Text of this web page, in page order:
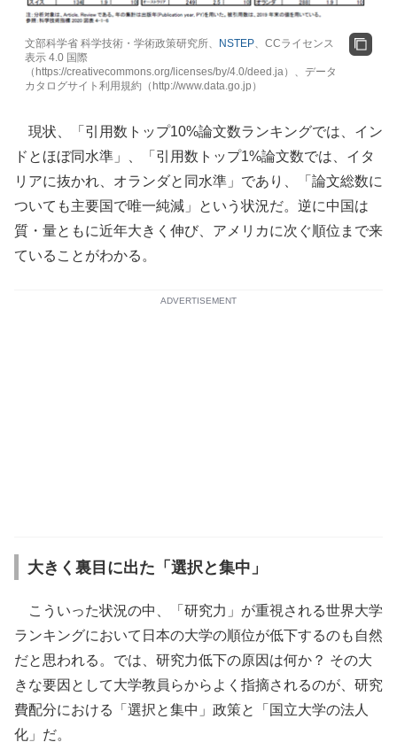
文部科学省 科学技術・学術政策研究所、 NSTEP、CCライセンス
表示 4.0 国際
（https://creativecommons.org/licenses/by/4.0/deed.ja）、データ
カタログサイト利用規約（http://www.data.go.jp）
現状、「引用数トップ10%論文数ランキングでは、イン
ドとほぼ同水準」、「引用数トップ1%論文数では、イタ
リアに抜かれ、オランダと同水準」であり、「論文総数に
ついても主要国で唯一純減」という状況だ。逆に中国は
質・量ともに近年大きく伸び、アメリカに次ぐ順位まで来
ていることがわかる。
ADVERTISEMENT
大きく裏目に出た「選択と集中」
こういった状況の中、「研究力」が重視される世界大学
ランキングにおいて日本の大学の順位が低下するのも自然
だと思われる。では、研究力低下の原因は何か？ その大
きな要因として大学教員らからよく指摘されるのが、研究
費配分における「選択と集中」政策と「国立大学の法人
化」だ。